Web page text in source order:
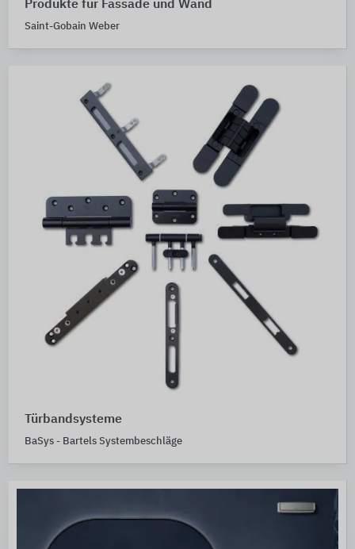
Produkte für Fassade und Wand
Saint-Gobain Weber
Türbandsysteme
BaSys - Bartels Systembeschläge